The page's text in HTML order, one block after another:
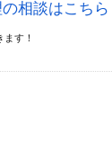
相談はこちら
す！